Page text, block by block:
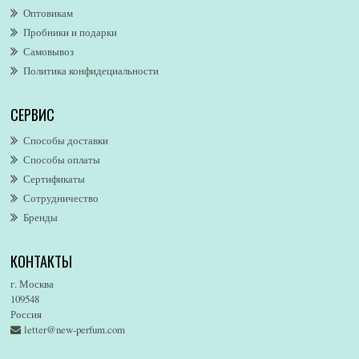
Alford & Hoff
Alfred Dunhill
Alfred Ritchy
Alfred Sung
AllSaints
Alsayad
Altaia
Alvarez Gomez
Alviero Martini
Alyson Oldoini
American Eagle
Amore Segreto
Amorino
Amouage
Оптовикам
Пробники и подарки
Самовывоз
Политика конфидециальности
СЕРВИС
Способы доставки
Способы оплаты
Сертификаты
Сотрудничество
Бренды
КОНТАКТЫ
г. Москва
109548
Россия
letter@new-perfum.com